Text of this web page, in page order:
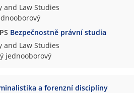
and Law Studies
Bezpečnostně právní studia
and Law Studies
jednooborový
a forenzní disciplíny